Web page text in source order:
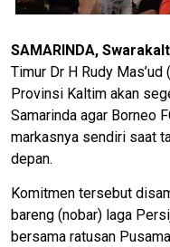
SAMARINDA,
Timur Dr H Rudy
Provinsi Kaltim akan
Samarinda agar Borneo
markasnya sendiri saat
depan.
Komitmen tersebut
bareng (nobar) laga
bersama ratusan